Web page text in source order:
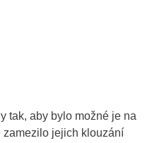
tak, aby bylo možné je na
zamezilo jejich klouzání